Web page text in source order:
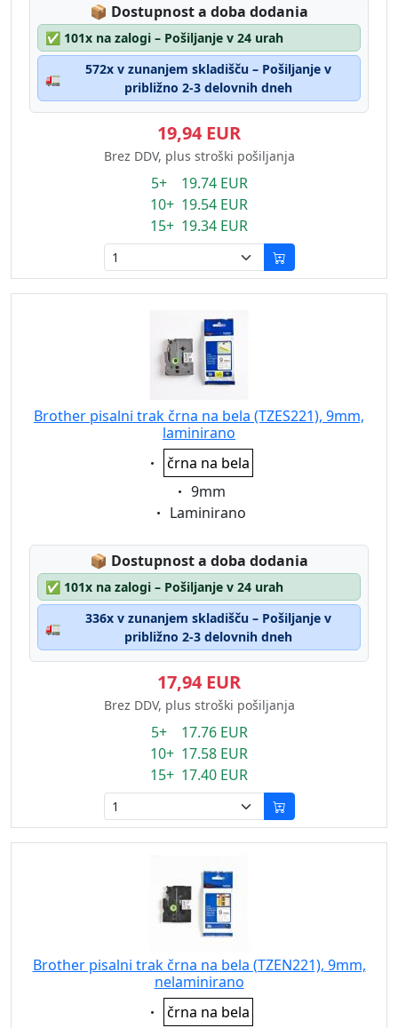
📦 Lagerstatus:
Dostupnost a doba dodania
✅ 101x na zalogi – Pošiljanje v 24 urah
🚛
572x v zunanjem skladišču – Pošiljanje v
približno 2-3 delovnih dneh
19,94 EUR
Brez DDV, plus stroški pošiljanja
5+ 19.74 EUR
10+ 19.54 EUR
15+ 19.34 EUR
Brother pisalni trak črna na bela (TZES221), 9mm,
laminirano
Eigenschaft:
črna na bela
Eigenschaft:
9mm
Eigenschaft:
Laminirano
📦 Lagerstatus:
Dostupnost a doba dodania
✅ 101x na zalogi – Pošiljanje v 24 urah
🚛
336x v zunanjem skladišču – Pošiljanje v
približno 2-3 delovnih dneh
17,94 EUR
Brez DDV, plus stroški pošiljanja
5+ 17.76 EUR
10+ 17.58 EUR
15+ 17.40 EUR
Brother pisalni trak črna na bela (TZEN221), 9mm,
nelaminirano
Eigenschaft:
črna na bela